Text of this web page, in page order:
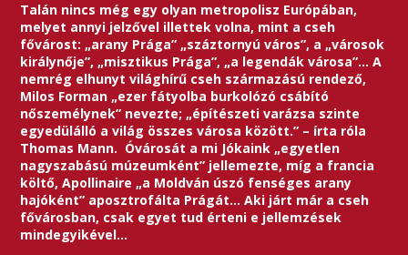
Talán nincs még egy olyan metropolisz Európában,
melyet annyi jelzővel illettek volna, mint a cseh
fővárost: „arany Prága” „száztornyú város”, a „városok
királynője”, „misztikus Prága”, „a legendák városa”… A
nemrég elhunyt világhírű cseh származású rendező,
Milos Forman „ezer fátyolba burkolózó csábító
nőszemélynek” nevezte; „építészeti varázsa szinte
egyedülálló a világ összes városa között.” – írta róla
Thomas Mann. Óvárosát a mi Jókaink „egyetlen
nagyszabású múzeumként” jellemezte, míg a francia
költő, Apollinaire „a Moldván úszó fenséges arany
hajóként” aposztrofálta Prágát… Aki járt már a cseh
fővárosban, csak egyet tud érteni e jellemzések
mindegyikével…